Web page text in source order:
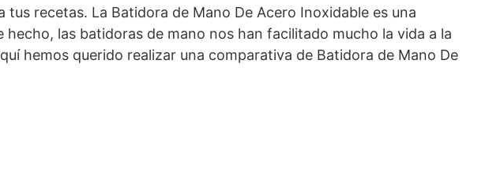
recetas. La Batidora de Mano De Acero Inoxidable es una
las batidoras de mano nos han facilitado mucho la vida a la
hemos querido realizar una comparativa de Batidora de Mano De